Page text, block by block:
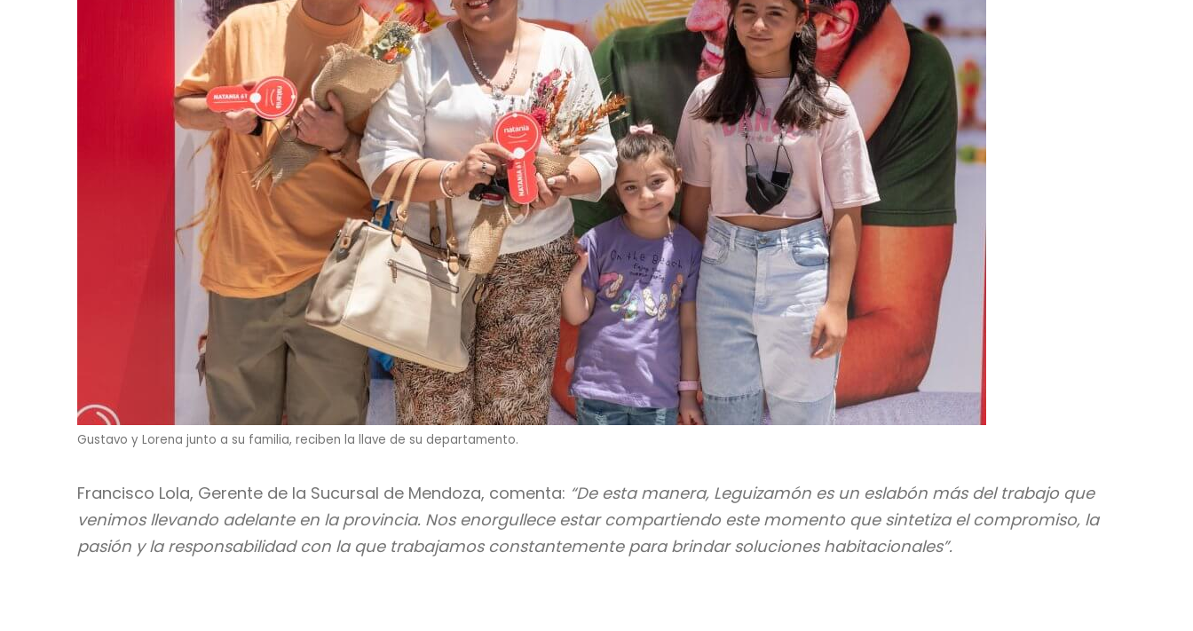
Gustavo y Lorena junto a su familia, reciben la llave de su departamento.
Francisco Lola, Gerente de la Sucursal de Mendoza, comenta: “De esta manera, Leguizamón es un eslabón más del trabajo que
venimos llevando adelante en la provincia. Nos enorgullece estar compartiendo este momento que sintetiza el compromiso, la
pasión y la responsabilidad con la que trabajamos constantemente para brindar soluciones habitacionales”.